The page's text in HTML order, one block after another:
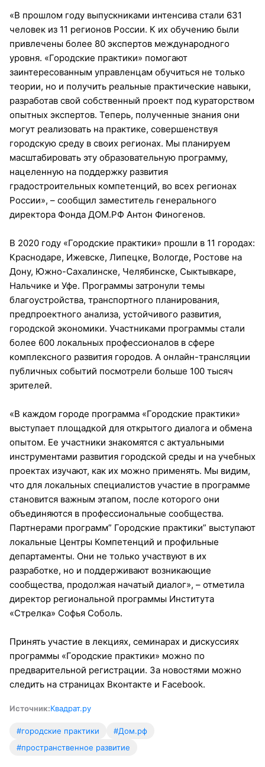
«В прошлом году выпускниками интенсива стали 631
человек из 11 регионов России. К их обучению были
привлечены более 80 экспертов международного
уровня. «Городские практики» помогают
заинтересованным управленцам обучиться не только
теории, но и получить реальные практические навыки,
разработав свой собственный проект под кураторством
опытных экспертов. Теперь, полученные знания они
могут реализовать на практике, совершенствуя
городскую среду в своих регионах. Мы планируем
масштабировать эту образовательную программу,
нацеленную на поддержку развития
градостроительных компетенций, во всех регионах
России», – сообщил заместитель генерального
директора Фонда ДОМ.РФ Антон Финогенов.
В 2020 году «Городские практики» прошли в 11 городах:
Краснодаре, Ижевске, Липецке, Вологде, Ростове на
Дону, Южно-Сахалинске, Челябинске, Сыктывкаре,
Нальчике и Уфе. Программы затронули темы
благоустройства, транспортного планирования,
предпроектного анализа, устойчивого развития,
городской экономики. Участниками программы стали
более 600 локальных профессионалов в сфере
комплексного развития городов. А онлайн-трансляции
публичных событий посмотрели больше 100 тысяч
зрителей.
«В каждом городе программа «Городские практики»
выступает площадкой для открытого диалога и обмена
опытом. Ее участники знакомятся с актуальными
инструментами развития городской среды и на учебных
проектах изучают, как их можно применять. Мы видим,
что для локальных специалистов участие в программе
становится важным этапом, после которого они
объединяются в профессиональные сообщества.
Партнерами программ” Городские практики” выступают
локальные Центры Компетенций и профильные
департаменты. Они не только участвуют в их
разработке, но и поддерживают возникающие
сообщества, продолжая начатый диалог», – отметила
директор региональной программы Института
«Стрелка» Софья Соболь.
Принять участие в лекциях, семинарах и дискуссиях
программы «Городские практики» можно по
предварительной регистрации. За новостями можно
следить на страницах Вконтакте и Facebook.
Источник:Квадрат.ру
#городские практики
#Дом.рф
#пространственное развитие